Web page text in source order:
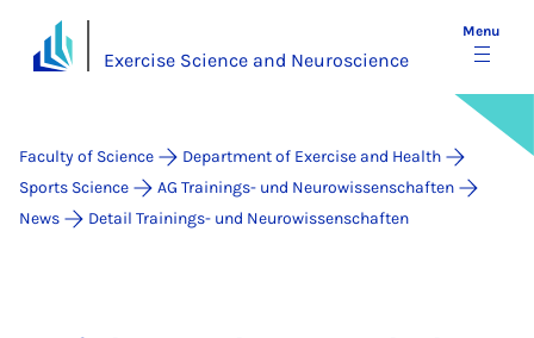
Exercise Science and Neuroscience
Menu
Faculty of Science
Department of Exercise and Health
Sports Science
AG Trainings- und Neurowissenschaften
News
Detail Trainings- und Neurowissenschaften